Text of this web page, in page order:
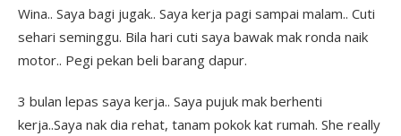
Wina.. Saya bagi jugak.. Saya kerja pagi sampai malam.. Cuti
sehari seminggu. Bila hari cuti saya bawak mak ronda naik
motor.. Pegi pekan beli barang dapur.
3 bulan lepas saya kerja.. Saya pujuk mak berhenti
kerja..Saya nak dia rehat, tanam pokok kat rumah. She really